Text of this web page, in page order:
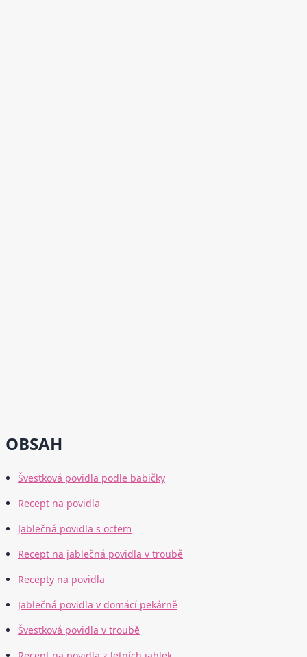
OBSAH
Švestková povidla podle babičky
Recept na povidla
Jablečná povidla s octem
Recept na jablečná povidla v troubě
Recepty na povidla
Jablečná povidla v domácí pekárně
Švestková povidla v troubě